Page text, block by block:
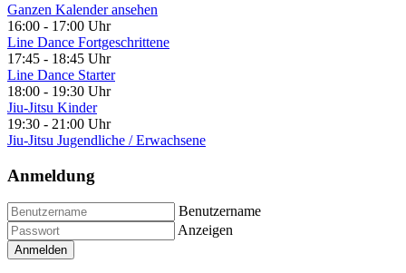
Ganzen Kalender ansehen
16:00 - 17:00 Uhr
Line Dance Fortgeschrittene
17:45 - 18:45 Uhr
Line Dance Starter
18:00 - 19:30 Uhr
Jiu-Jitsu Kinder
19:30 - 21:00 Uhr
Jiu-Jitsu Jugendliche / Erwachsene
Anmeldung
Benutzername
Anzeigen
Anmelden